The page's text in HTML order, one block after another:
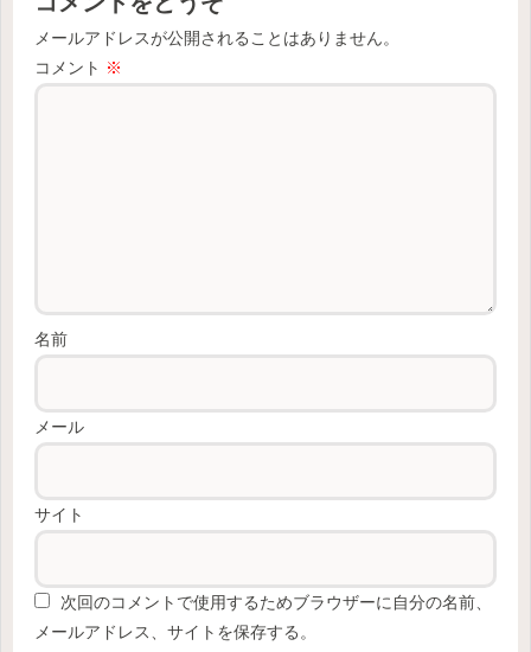
メールアドレスが公開されることはありません。
コメント ※
名前
メール
サイト
次回のコメントで使用するためブラウザーに自分の名前、
メールアドレス、サイトを保存する。